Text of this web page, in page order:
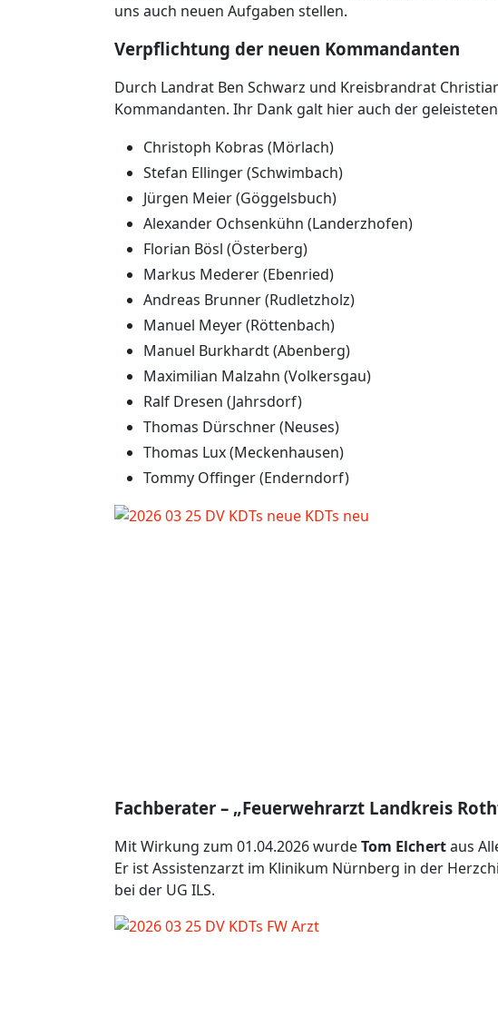
uns auch neuen Aufgaben stellen.
Verpflichtung der neuen Kommandanten
Durch Landrat Ben Schwarz und Kreisbrandrat
Kommandanten. Ihr Dank galt hier auch der
Christoph Kobras (Mörlach)
Stefan Ellinger (Schwimbach)
Jürgen Meier (Göggelsbuch)
Alexander Ochsenkühn (Landerzhofen)
Florian Bösl (Österberg)
Markus Mederer (Ebenried)
Andreas Brunner (Rudletzholz)
Manuel Meyer (Röttenbach)
Manuel Burkhardt (Abenberg)
Maximilian Malzahn (Volkersgau)
Ralf Dresen (Jahrsdorf)
Thomas Dürschner (Neuses)
Thomas Lux (Meckenhausen)
Tommy Offinger (Enderndorf)
Fachberater – „Feuerwehrarzt Landkreis
Mit Wirkung zum 01.04.2026 wurdeTom Elchertaus
Er ist Assistenzarzt im Klinikum Nürnberg in der
bei der UG ILS.